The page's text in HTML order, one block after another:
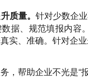
质量。 针对少数企
据、规范填报内容
实、准确。针对企
，帮助企业不光是“